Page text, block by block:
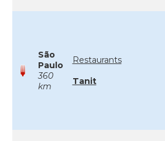
São
Paulo
360
km
Restaurants
Tanit